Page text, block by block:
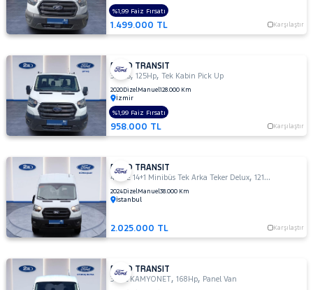
M
330
S
KAMYONET
330S
KAMYONET
350
E
350
ED
350
ED
VAN
350
DURATORQ
ÇİFT KABİN
1.499.000 TL Karşılaştır
%1,99 Faiz Fırsatı
FORD TRANSIT
330 S,125Hp,Tek Kabin Pick Up
2020DizelManuel128.000 Km
İzmir
958.000 TL Karşılaştır
%1,99 Faiz Fırsatı
FORD TRANSIT
440 E 14+1 Minibüs Tek Arka Teker Delux,121Hp
2024DizelManuel38.000 Km
İstanbul
2.025.000 TL Karşılaştır
FORD TRANSIT
350L KAMYONET,168Hp, Panel Van